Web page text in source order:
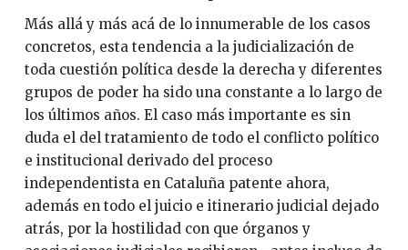
Más allá y más acá de lo innumerable de los casos
concretos, esta tendencia a la judicialización de
toda cuestión política desde la derecha y diferentes
grupos de poder ha sido una constante a lo largo de
los últimos años. El caso más importante es sin
duda el del tratamiento de todo el conflicto político
e institucional derivado del proceso
independentista en Cataluña patente ahora,
además en todo el juicio e itinerario judicial dejado
atrás, por la hostilidad con que órganos y